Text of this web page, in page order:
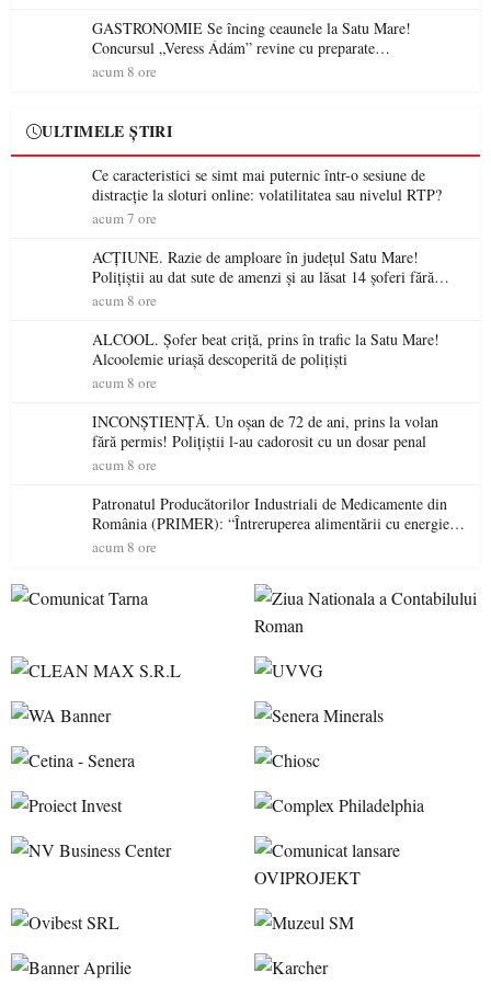
GASTRONOMIE Se încing ceaunele la Satu Mare!
Concursul „Veress Ádám” revine cu preparate
spectaculoase, premii și un jurat de renume
acum 8 ore
ULTIMELE ȘTIRI
Ce caracteristici se simt mai puternic într-o sesiune de
distracție la sloturi online: volatilitatea sau nivelul RTP?
acum 7 ore
ACȚIUNE. Razie de amploare în județul Satu Mare!
Polițiștii au dat sute de amenzi și au lăsat 14 șoferi fără
permis într-o singură zi
acum 8 ore
ALCOOL. Șofer beat criță, prins în trafic la Satu Mare!
Alcoolemie uriașă descoperită de polițiști
acum 8 ore
INCONȘTIENȚĂ. Un oșan de 72 de ani, prins la volan
fără permis! Polițiștii l-au cadorosit cu un dosar penal
acum 8 ore
Patronatul Producătorilor Industriali de Medicamente din
România (PRIMER): “Întreruperea alimentării cu energie
electrică a fabricilor de medicamente va pune în pericol
acum 8 ore